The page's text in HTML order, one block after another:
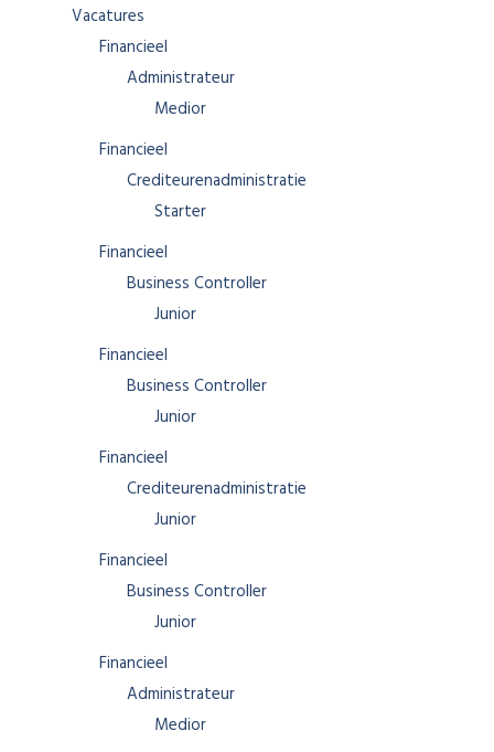
Vacatures
Financieel
Administrateur
Medior
Financieel
Crediteurenadministratie
Starter
Financieel
Business Controller
Junior
Financieel
Business Controller
Junior
Financieel
Crediteurenadministratie
Junior
Financieel
Business Controller
Junior
Financieel
Administrateur
Medior